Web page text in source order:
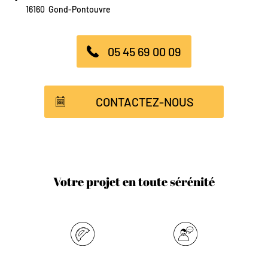
16160 Gond-Pontouvre
05 45 69 00 09
CONTACTEZ-NOUS
Votre projet en toute sérénité